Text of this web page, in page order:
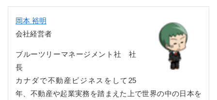
岡本 裕明
会社経営者
ブルーツリーマネージメント社 社
長
カナダで不動産ビジネスをして25
年、不動産や起業実務を踏まえた上で世界の中の日本を